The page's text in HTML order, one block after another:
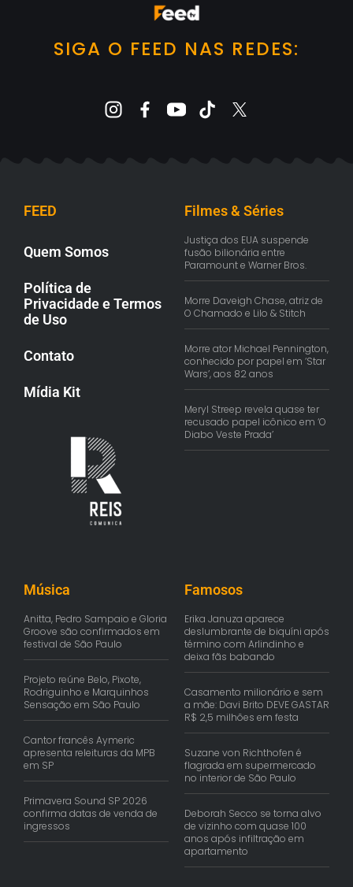
SIGA O FEED NAS REDES:
FEED
Quem Somos
Política de
Privacidade e Termos
de Uso
Contato
Mídia Kit
Filmes & Séries
Justiça dos EUA suspende
fusão bilionária entre
Paramount e Warner Bros.
Morre Daveigh Chase, atriz de
O Chamado e Lilo & Stitch
Morre ator Michael Pennington,
conhecido por papel em ‘Star
Wars’, aos 82 anos
Meryl Streep revela quase ter
recusado papel icônico em ‘O
Diabo Veste Prada’
Música
Anitta, Pedro Sampaio e Gloria
Groove são confirmados em
festival de São Paulo
Projeto reúne Belo, Pixote,
Rodriguinho e Marquinhos
Sensação em São Paulo
Cantor francês Aymeric
apresenta releituras da MPB
em SP
Primavera Sound SP 2026
confirma datas de venda de
ingressos
Famosos
Erika Januza aparece
deslumbrante de biquíni após
término com Arlindinho e
deixa fãs babando
Casamento milionário e sem
a mãe: Davi Brito DEVE GASTAR
R$ 2,5 milhões em festa
Suzane von Richthofen é
flagrada em supermercado
no interior de São Paulo
Deborah Secco se torna alvo
de vizinho com quase 100
anos após infiltração em
apartamento